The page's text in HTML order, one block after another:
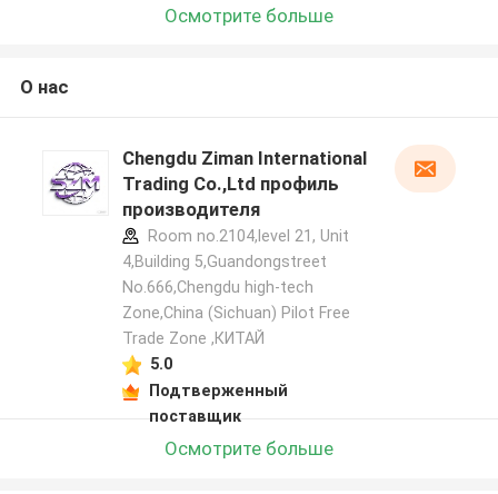
Оставьте сообщение
Мы скоро тебе перезвоним!
Осмотрите больше
О нас
Chengdu Ziman International
Trading Co.,Ltd профиль
производителя
Room no.2104,level 21, Unit
4,Building 5,Guandongstreet
No.666,Chengdu high-tech
Zone,China (Sichuan) Pilot Free
Trade Zone ,КИТАЙ
5.0
Подтверженный
поставщик
Осмотрите больше